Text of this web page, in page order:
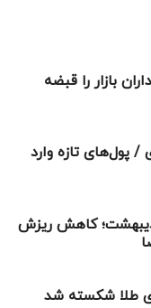
بازار را قبضه
پول‌های تازه وارد
مثبت بورس در ۲۹ اردیبهشت؛ کاهش ریزش
طلا شکسته شد